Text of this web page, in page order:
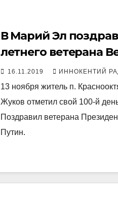
В Марий Эл
летнего ветерана
Отечественной
16.11.2019 ИННОКЕНТИЙ
13 ноября житель п.
Жуков отметил свой 100-й
Поздравил ветерана
Путин.